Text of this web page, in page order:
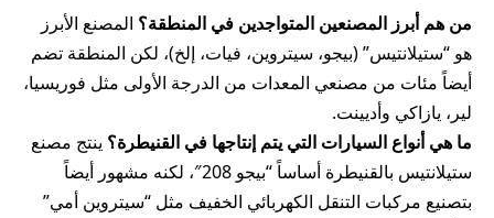
من هم أبرز المصنعين المتواجدين في المنطقة؟ المصنع الأبرز
هو “ستيلانتيس” (بيجو، سيتروين، فيات، إلخ)، لكن المنطقة تضم
أيضاً مئات من مصنعي المعدات من الدرجة الأولى مثل فوريسيا،
لير، يازاكي وأديينت.
ما هي أنواع السيارات التي يتم إنتاجها في القنيطرة؟ ينتج مصنع
ستيلانتيس بالقنيطرة أساساً “بيجو 208″، لكنه مشهور أيضاً
بتصنيع مركبات التنقل الكهربائي الخفيف مثل “سيتروين أمي”